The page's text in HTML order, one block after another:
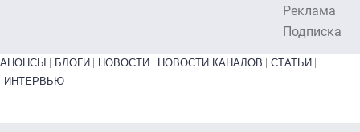
Реклама
Подписка
Primary links bottom
АНОНСЫ БЛОГИ НОВОСТИ НОВОСТИ КАНАЛОВ
СТАТЬИ
ИНТЕРВЬЮ